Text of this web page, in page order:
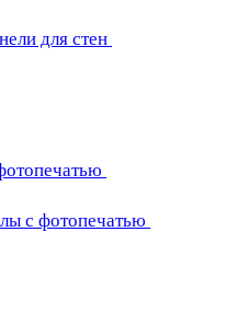
для стен
с фотопечатью